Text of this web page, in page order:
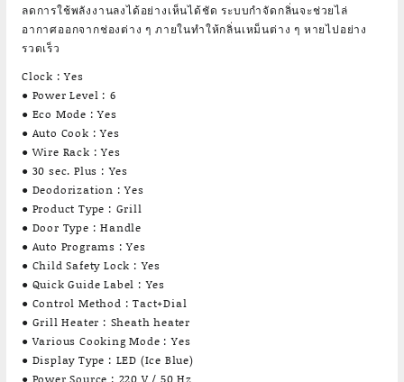
ลดการใช้พลังงานลงได้อย่างเห็นได้ชัด ระบบกำจัดกลิ่นจะช่วยไล่
อากาศออกจากช่องต่าง ๆ ภายในทำให้กลิ่นเหม็นต่าง ๆ หายไปอย่าง
รวดเร็ว
Clock : Yes
● Power Level : 6
● Eco Mode : Yes
● Auto Cook : Yes
● Wire Rack : Yes
● 30 sec. Plus : Yes
● Deodorization : Yes
● Product Type : Grill
● Door Type : Handle
● Auto Programs : Yes
● Child Safety Lock : Yes
● Quick Guide Label : Yes
● Control Method : Tact+Dial
● Grill Heater : Sheath heater
● Various Cooking Mode : Yes
● Display Type : LED (Ice Blue)
● Power Source : 220 V / 50 Hz